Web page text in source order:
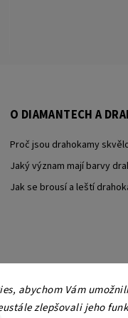
abychom Vám
zlepšovali jeho
O DIAMANTECH A
Proč jsou drahokamy
Jaký význam mají barvy
Jak se brousí a leští